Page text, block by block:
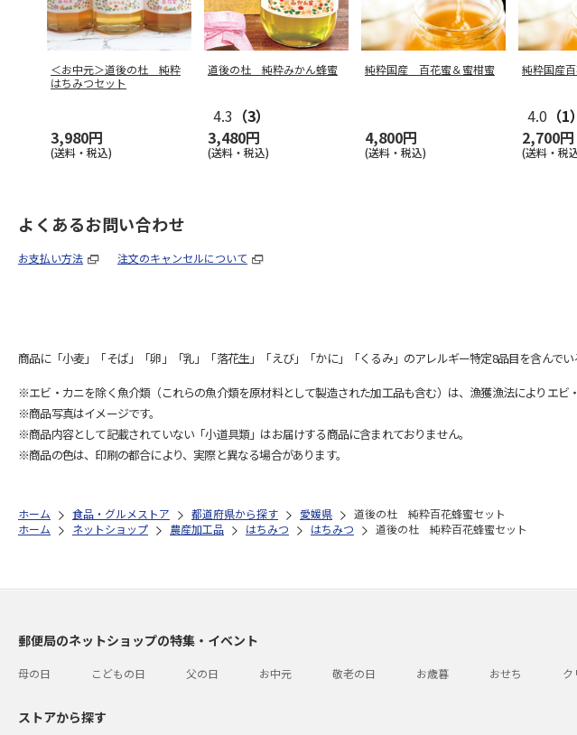
＜お中元＞道後の杜 純粋
はちみつセット
3,980円
(送料・税込)
道後の杜 純粋みかん蜂蜜
4.3 （3）
3,480円
(送料・税込)
純粋国産 百花蜜＆蜜柑蜜
4,800円
(送料・税込)
純粋国産
4.0 （1）
2,700円
(送料・税
よくあるお問い合わせ
お支払い方法 注文のキャンセルについて
商品に「小麦」「そば」「卵」「乳」「落花生」「えび」「かに」「くるみ」のアレルギー特定8品目を含んでい
※エビ・カニを除く魚介類（これらの魚介類を原材料として製造された加工品も含む）は、漁獲漁法によりエ
※商品写真はイメージです。
※商品内容として記載されていない「小道具類」はお届けする商品に含まれておりません。
※商品の色は、印刷の都合により、実際と異なる場合があります。
ホーム 食品・グルメストア 都道府県から探す 愛媛県
道後の杜 純粋百花蜂蜜セット
ホーム
ネットショップ 農産加工品 はちみつ はちみつ 道後の杜 純粋百花蜂蜜セット
郵便局のネットショップの特集・イベント
母の日 こどもの日 父の日 お中元 敬老の日 お歳暮 おせち ク
ストアから探す